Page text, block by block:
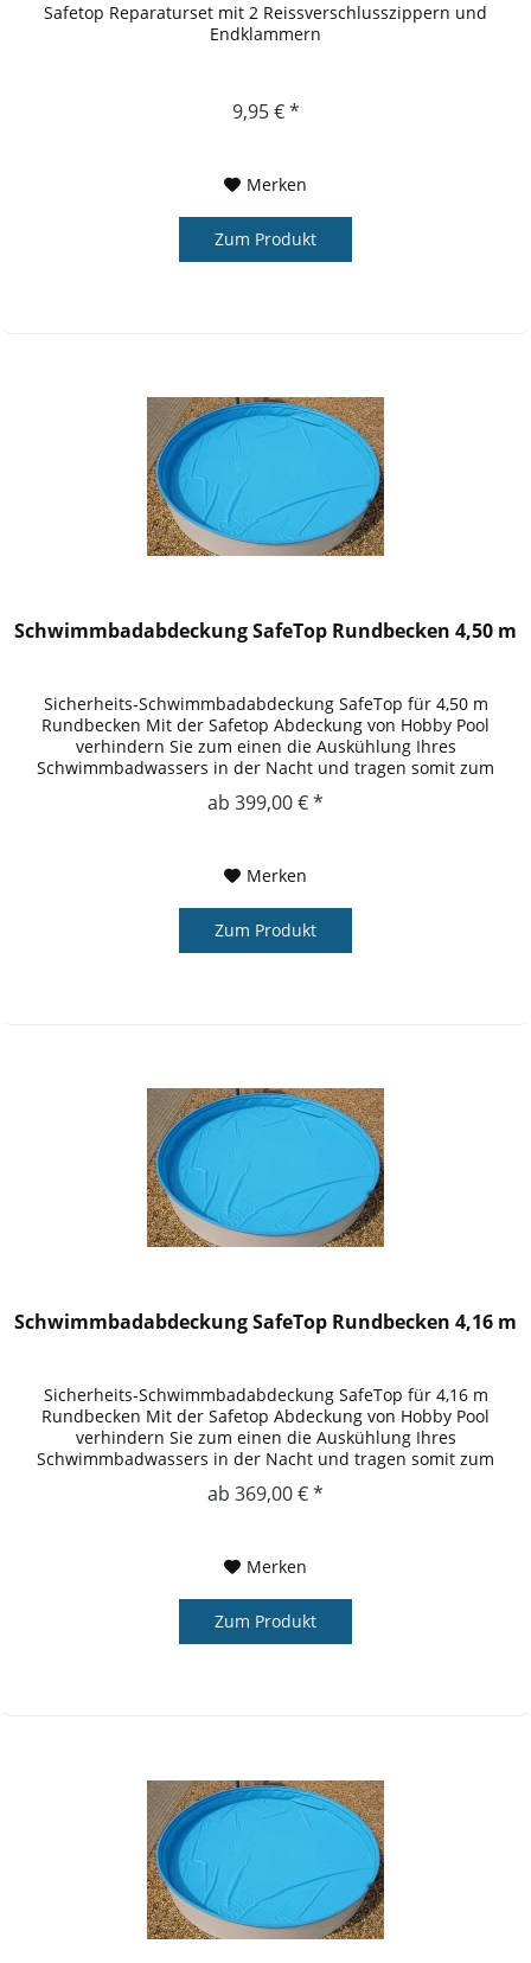
Safetop Reparaturset mit 2 Reissverschlusszippern und
Endklammern
9,95 € *
Merken
Zum Produkt
Schwimmbadabdeckung SafeTop Rundbecken 4,50 m
Sicherheits-Schwimmbadabdeckung SafeTop für 4,50 m
Rundbecken Mit der Safetop Abdeckung von Hobby Pool
verhindern Sie zum einen die Auskühlung Ihres
Schwimmbadwassers in der Nacht und tragen somit zum
Umweltschutz bei und entlasten Ihren...
ab 399,00 € *
Merken
Zum Produkt
Schwimmbadabdeckung SafeTop Rundbecken 4,16 m
Sicherheits-Schwimmbadabdeckung SafeTop für 4,16 m
Rundbecken Mit der Safetop Abdeckung von Hobby Pool
verhindern Sie zum einen die Auskühlung Ihres
Schwimmbadwassers in der Nacht und tragen somit zum
Umweltschutz bei und entlasten Ihren...
ab 369,00 € *
Merken
Zum Produkt